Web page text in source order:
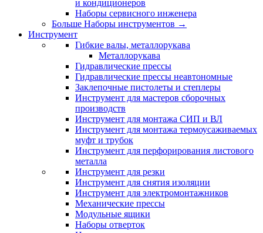
и кондиционеров
Наборы сервисного инженера
Больше Наборы инструментов →
Инструмент
Гибкие валы, металлорукава
Металлорукава
Гидравлические прессы
Гидравлические прессы неавтономные
Заклепочные пистолеты и степлеры
Инструмент для мастеров сборочных
производств
Инструмент для монтажа СИП и ВЛ
Инструмент для монтажа термоусаживаемых
муфт и трубок
Инструмент для перфорирования листового
металла
Инструмент для резки
Инструмент для снятия изоляции
Инструмент для электромонтажников
Механические прессы
Модульные ящики
Наборы отверток